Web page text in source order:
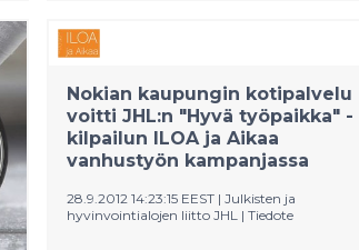
juhlia isänpäivää. Joka viides mies
kohtaa elämänsä aikana vaikeuksia
toteuttaman kyselyn mukaan monet
miehet kokevat tahattoman
lapsettomuuden siihenastisen
elämänsä vaikeimpana kriisinä.
Nokian kaupungin kotipalvelu
voitti JHL:n "Hyvä työpaikka" -
kilpailun ILOA ja Aikaa
vanhustyön kampanjassa
28.9.2012 14:23:15 EEST | Julkisten ja
hyvinvointialojen liitto JHL | Tiedote